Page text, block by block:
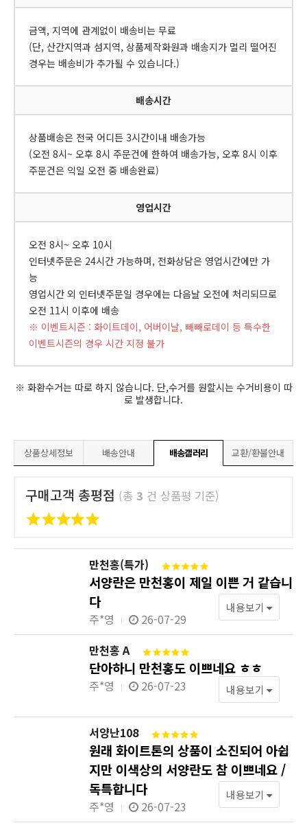
금액, 지역에 관계없이 배송비는 무료
(단, 산간지역과 섬지역, 상품제작화원과 배송지가 멀리 떨어진
경우는 배송비가 추가될 수 있습니다.)
배송시간
상품배송은 전국 어디든 3시간이내 배송가능
(오전 8시~ 오후 8시 주문건에 한하여 배송가능, 오후 8시 이후
주문건은 익일 오전 중 배송완료)
영업시간
오전 8시~ 오후 10시
인터넷주문은 24시간 가능하며, 전화상담은 영업시간에만 가
능
영업시간 외 인터넷주문일 경우에는 다음날 오전에 처리되므로
오전 11시 이후에 배송
※ 이벤트시즌 : 화이트데이, 어버이날, 빼빼로데이 등 특수한
이벤트시즌의 경우 시간 지정 불가
※ 화환수거는 따로 하지 않습니다. 단,수거를 원할시는 수거비용이 따
로 발생합니다.
상품상세정보 배송안내 배송갤러리 교환/환불안내
구매고객 총평점 (총 3 건 상품평 기준)
만천홍(특가)
서양란은 만천홍이 제일 이쁜 거 같습니
다
주*영 26-07-29
내용보기
만천홍 A
단아하니 만천홍도 이쁘네요 ㅎㅎ
주*영 26-07-23 내용보기
서양난108
원래 화이트톤의 상품이 소진되어 아쉽
지만 이색상의 서양란도 참 이쁘네요 /
독특합니다
주*영 26-07-23
내용보기